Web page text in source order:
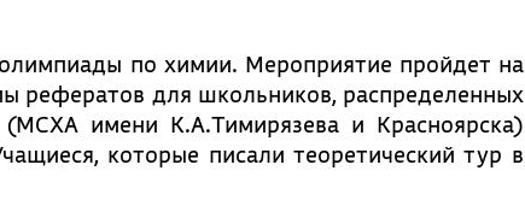
по химии. Мероприятие пройдет на
рефератов для школьников, распределенных
имени К.А.Тимирязева и Красноярска)
которые писали теоретический тур в